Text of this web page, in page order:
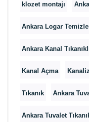
klozet montajı
Ankara Logar
Ankara Kanal
Kanal Açma
Tıkanık Ankara
Ankara Tuvalet